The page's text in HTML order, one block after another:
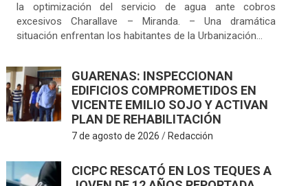
la optimización del servicio de agua ante cobros
excesivos Charallave – Miranda. – Una dramática
situación enfrentan los habitantes de la Urbanización…
GUARENAS: INSPECCIONAN
EDIFICIOS COMPROMETIDOS EN
VICENTE EMILIO SOJO Y ACTIVAN
PLAN DE REHABILITACIÓN
7 de agosto de 2026 Redacción
CICPC RESCATÓ EN LOS TEQUES A